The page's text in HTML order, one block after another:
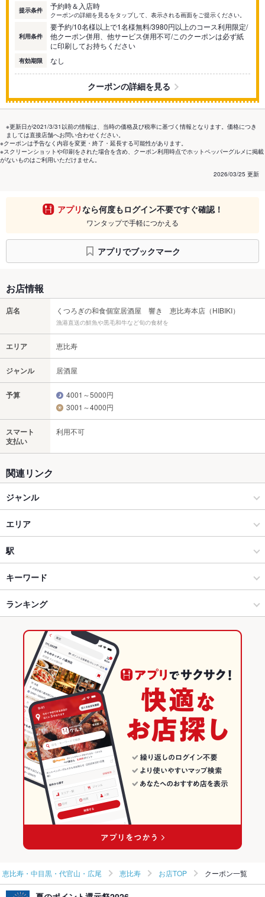
提示条件 予約時＆入店時
クーポンの詳細を見るをタップして、表示される画面をご提示ください。
利用条件
要予約/10名様以上で1名様無料/3980円以上のコース利用限定/
他クーポン併用、他サービス併用不可/このクーポンは必ず紙
に印刷してお持ちください
有効期限 なし
クーポンの詳細を見る
※更新日が2021/3/31以前の情報は、当時の価格及び税率に基づく情報となります。価格につき
ましては直接店舗へお問い合わせください。
※クーポンは予告なく内容を変更・終了・延長する可能性があります。
※スクリーンショットや印刷をされた場合を含め、クーポン利用時点でホットペッパーグルメに掲載
がないものはご利用いただけません。
2026/03/25 更新
アプリなら何度もログイン不要ですぐ確認！
ワンタップで手軽につかえる
アプリでブックマーク
お店情報
店名 くつろぎの和食個室居酒屋 響き 恵比寿本店（HIBIKI）
漁港直送の鮮魚や黒毛和牛など旬の食材を
エリア 恵比寿
ジャンル 居酒屋
予算
4001～5000円
3001～4000円
スマート
支払い
利用不可
関連リンク
ジャンル
居酒屋
和風
恵比寿・中目黒・代官山・広尾 × 居酒屋
恵比寿・中目黒・代官山・広尾 × 和風
恵比寿駅 × 居酒屋
恵比寿駅 × 和風
ダイニングバー・バル
和風・創作
恵比寿・中目黒・代官山・広尾 × ダイニングバー・バル
恵比寿・中目黒・代官山・広尾 × 和風・創作
恵比寿駅 × ダイニングバー・バル
恵比寿駅 × 和風・創作
エリア
恵比寿
恵比寿 × 居酒屋
恵比寿 × 和風
恵比寿 × ダイニングバー・バル
恵比寿 × 和風・創作
東京 × 居酒屋
東京 × 和風
東京 × ダイニングバー・バル
東京 × 和風・創作
駅
恵比寿駅
渋谷駅
代官山駅
キーワード
からあげ ローストビーフ
デザート いくら丼
ランキング
東京のグルメランキング
東京の居酒屋ランキング
恵比寿・中目黒・代官山・広尾のグルメランキング
恵比寿・中目黒・代官山・広尾の居酒屋ランキング
恵比寿のグルメランキング
恵比寿の居酒屋ランキング
恵比寿・中目黒・代官山・広尾 恵比寿 お店TOP クーポン一覧